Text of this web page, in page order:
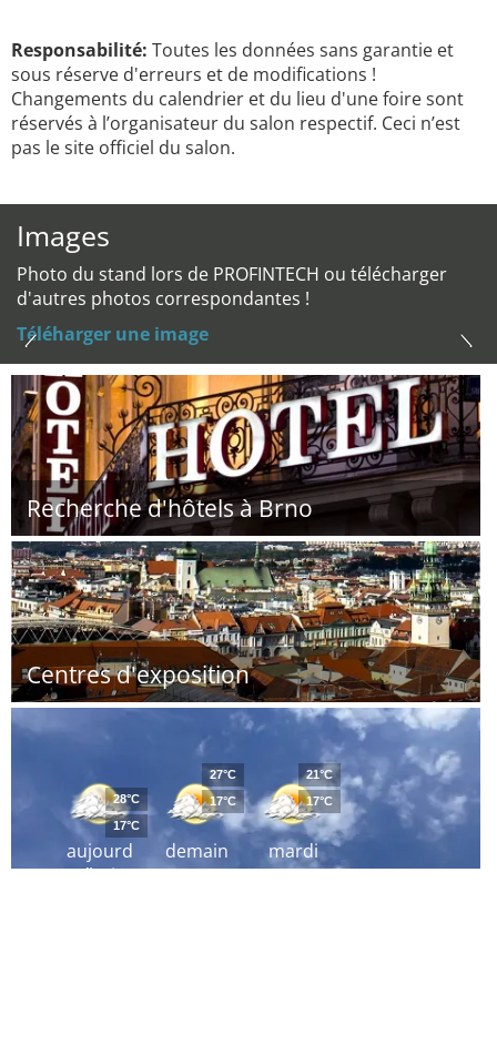
Responsabilité: Toutes les données sans garantie et
sous réserve d'erreurs et de modifications !
Changements du calendrier et du lieu d'une foire sont
réservés à l’organisateur du salon respectif. Ceci n’est
pas le site officiel du salon.
Images
Photo du stand lors de PROFINTECH ou télécharger
d'autres photos correspondantes !
Téléharger une image
Recherche d'hôtels à Brno
Centres d'exposition
aujourd
´hui
28°C
17°C
demain
27°C
17°C
mardi
21°C
17°C